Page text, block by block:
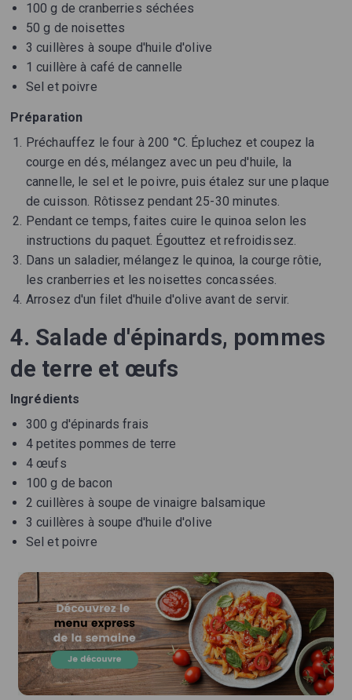
100 g de cranberries séchées
50 g de noisettes
3 cuillères à soupe d'huile d'olive
1 cuillère à café de cannelle
Sel et poivre
Préparation
Préchauffez le four à 200 °C. Épluchez et coupez la
courge en dés, mélangez avec un peu d'huile, la
cannelle, le sel et le poivre, puis étalez sur une plaque
de cuisson. Rôtissez pendant 25-30 minutes.
Pendant ce temps, faites cuire le quinoa selon les
instructions du paquet. Égouttez et refroidissez.
Dans un saladier, mélangez le quinoa, la courge rôtie,
les cranberries et les noisettes concassées.
Arrosez d'un filet d'huile d'olive avant de servir.
4. Salade d'épinards, pommes
de terre et œufs
Ingrédients
300 g d'épinards frais
4 petites pommes de terre
4 œufs
100 g de bacon
2 cuillères à soupe de vinaigre balsamique
3 cuillères à soupe d'huile d'olive
Sel et poivre